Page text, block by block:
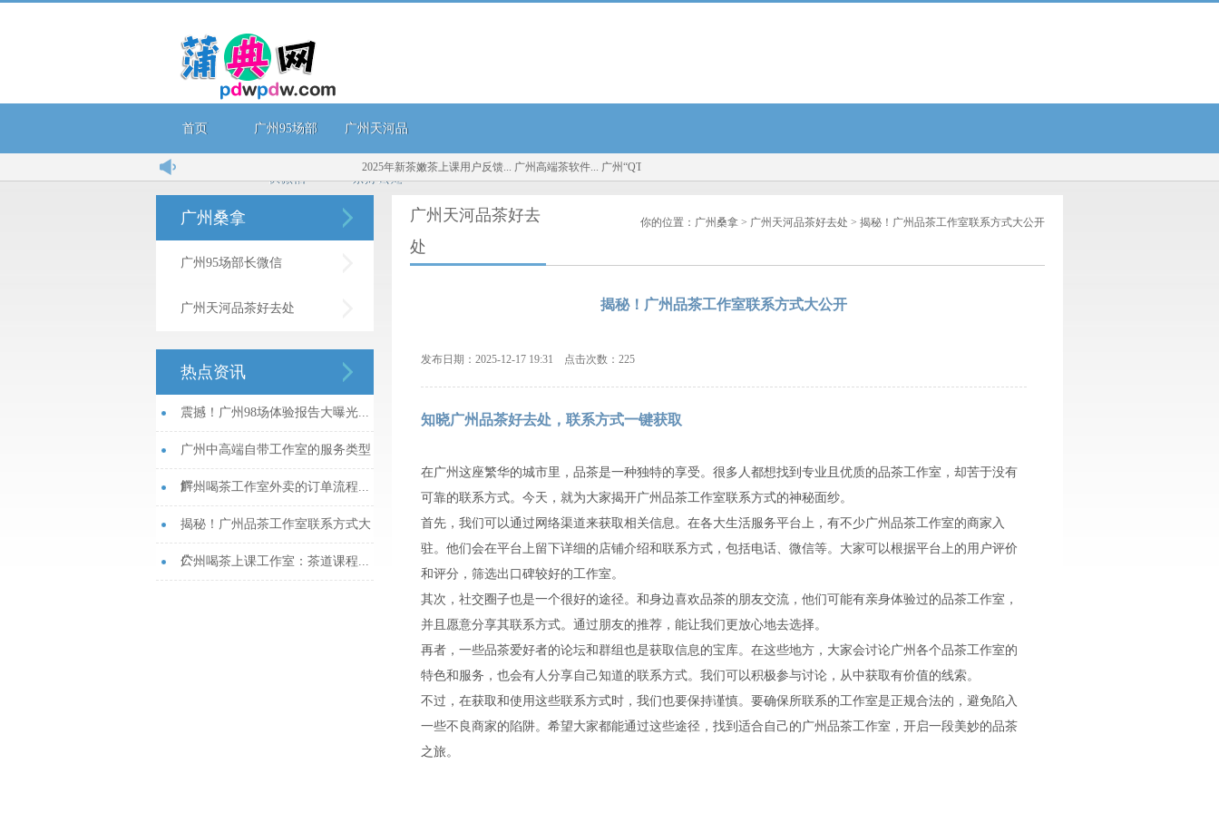
首页 广州95场部
长微信
广州天河品
茶好去处
2025年新茶嫩茶上课用户反馈... 广州高端茶软件... 广州“QT场子”真相：深圳大圈资源与广州中高端喝茶服务实测...
广州桑拿
广州95场部长微信
广州天河品茶好去处
热点资讯
震撼！广州98场体验报告大曝光...
广州中高端自带工作室的服务类型
解...
广州喝茶工作室外卖的订单流程...
揭秘！广州品茶工作室联系方式大
公...
‌广州喝茶上课工作室‌：茶道课程...
广州天河品茶好去
处
你的位置： 广州桑拿 > 广州天河品茶好去处 > 揭秘！广州品茶工作室联系方式大公开
揭秘！广州品茶工作室联系方式大公开
发布日期：2025-12-17 19:31 点击次数：225
知晓广州品茶好去处，联系方式一键获取
在广州这座繁华的城市里，品茶是一种独特的享受。很多人都想找到专业且优质的品茶工作室，却苦于没有
可靠的联系方式。今天，就为大家揭开广州品茶工作室联系方式的神秘面纱。
首先，我们可以通过网络渠道来获取相关信息。在各大生活服务平台上，有不少广州品茶工作室的商家入
驻。他们会在平台上留下详细的店铺介绍和联系方式，包括电话、微信等。大家可以根据平台上的用户评价
和评分，筛选出口碑较好的工作室。
其次，社交圈子也是一个很好的途径。和身边喜欢品茶的朋友交流，他们可能有亲身体验过的品茶工作室，
并且愿意分享其联系方式。通过朋友的推荐，能让我们更放心地去选择。
再者，一些品茶爱好者的论坛和群组也是获取信息的宝库。在这些地方，大家会讨论广州各个品茶工作室的
特色和服务，也会有人分享自己知道的联系方式。我们可以积极参与讨论，从中获取有价值的线索。
不过，在获取和使用这些联系方式时，我们也要保持谨慎。要确保所联系的工作室是正规合法的，避免陷入
一些不良商家的陷阱。希望大家都能通过这些途径，找到适合自己的广州品茶工作室，开启一段美妙的品茶
之旅。